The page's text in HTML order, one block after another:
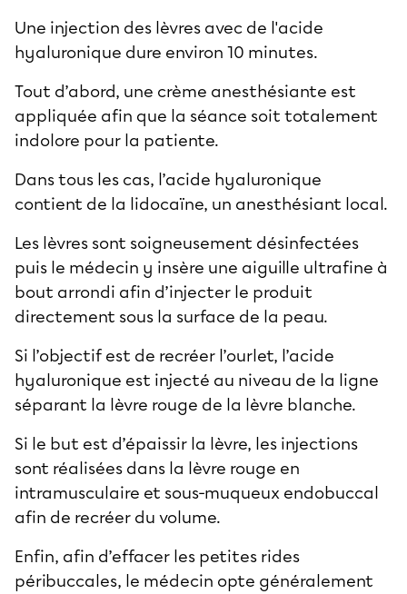
Une injection des lèvres avec de l'acide
hyaluronique dure environ 10 minutes.
Tout d’abord, une crème anesthésiante est
appliquée afin que la séance soit totalement
indolore pour la patiente.
Dans tous les cas, l’acide hyaluronique
contient de la lidocaïne, un anesthésiant local.
Les lèvres sont soigneusement désinfectées
puis le médecin y insère une aiguille ultrafine à
bout arrondi afin d’injecter le produit
directement sous la surface de la peau.
Si l’objectif est de recréer l’ourlet, l’acide
hyaluronique est injecté au niveau de la ligne
séparant la lèvre rouge de la lèvre blanche.
Si le but est d’épaissir la lèvre, les injections
sont réalisées dans la lèvre rouge en
intramusculaire et sous-muqueux endobuccal
afin de recréer du volume.
Enfin, afin d’effacer les petites rides
péribuccales, le médecin opte généralement